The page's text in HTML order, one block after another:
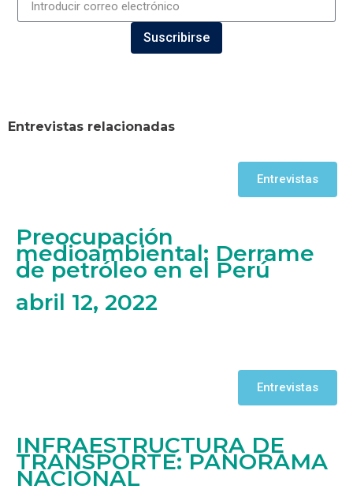
Suscribirse
Entrevistas relacionadas
Entrevistas
Preocupación
medioambiental: Derrame
de petróleo en el Perú
abril 12, 2022
Entrevistas
INFRAESTRUCTURA DE
TRANSPORTE: PANORAMA
NACIONAL